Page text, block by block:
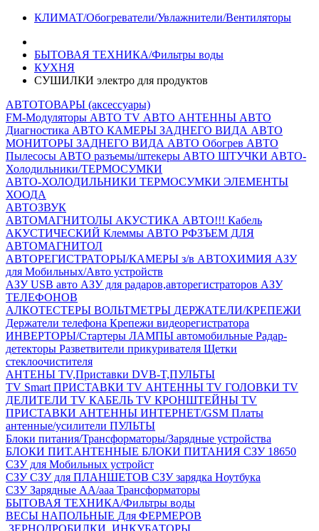
КЛИМАТ/Обогреватели/Увлажнители/Вентиляторы
БЫТОВАЯ ТЕХНИКА/Фильтры воды
КУХНЯ
СУШИЛКИ электро для продуктов
АВТОТОВАРЫ (аксессуары)
FM-Модуляторы АВТО TV АВТО АНТЕННЫ АВТО
Диагностика АВТО КАМЕРЫ ЗАДНЕГО ВИДА АВТО
МОНИТОРЫ ЗАДНЕГО ВИДА АВТО Обогрев АВТО
Пылесосы АВТО разъемы/штекеры АВТО ШТУЧКИ АВТО-
Холодильники/ТЕРМОСУМКИ
АВТО-ХОЛОДИЛЬНИКИ ТЕРМОСУМКИ ЭЛЕМЕНТЫ
ХООДА
АВТОЗВУК
АВТОМАГНИТОЛЫ АКУСТИКА АВТО!!! Кабель
АКУСТИЧЕСКИЙ Клеммы АВТО РФЗЪЕМ ДЛЯ
АВТОМАГНИТОЛ
АВТОРЕГИСТРАТОРЫ/КАМЕРЫ з/в АВТОХИМИЯ АЗУ
для Мобильных/Авто устройств
АЗУ USB авто АЗУ для радаров,авторегистраторов АЗУ
ТЕЛЕФОНОВ
АЛКОТЕСТЕРЫ ВОЛЬТМЕТРЫ ДЕРЖАТЕЛИ/КРЕПЕЖИ
Держатели телефона Крепежи видеорегистратора
ИНВЕРТОРЫ/Стартеры ЛАМПЫ автомобильные Радар-
детекторы Разветвители прикуривателя Щетки
стеклоочистителя
АНТЕНЫ ТV,Приставки DVB-T,ПУЛЬТЫ
TV Smart ПРИСТАВКИ TV АНТЕННЫ TV ГОЛОВКИ TV
ДЕЛИТЕЛИ TV КАБЕЛЬ TV КРОНШТЕЙНЫ TV
ПРИСТАВКИ АНТЕННЫ ИНТЕРНЕТ/GSM Платы
антенные/усилители ПУЛЬТЫ
Блоки питания/Трансформаторы/Зарядные устройства
БЛОКИ ПИТ.АНТЕННЫЕ БЛОКИ ПИТАНИЯ СЗУ 18650
СЗУ для Мобильных устройст
СЗУСЗУ для ПЛАНШЕТОВ СЗУ зарядка Ноутбука
СЗУ Зарядные АА/ааа Трансформаторы
БЫТОВАЯ ТЕХНИКА/Фильтры воды
ВЕСЫ НАПОЛЬНЫЕ Для ФЕРМЕРОВ
.ЗЕРНОДРОБИЛКИ .ИНКУБАТОРЫ